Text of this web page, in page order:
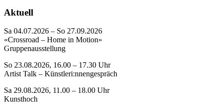
Aktuell
Sa 04.07.2026 – So 27.09.2026
«Crossroad – Home in Motion»
Gruppenausstellung
So 23.08.2026, 16.00 – 17.30 Uhr
Artist Talk – Künstleri:nnengespräch
Sa 29.08.2026, 11.00 – 18.00 Uhr
Kunsthoch